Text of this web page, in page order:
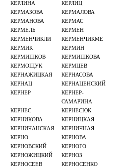
КЕРЛИНА
КЕРЛИЦ
КЕРМАЗОВА
КЕРМАЛОВА
КЕРМАНОВА
КЕРМАС
КЕРМЕЛЬ
КЕРМЕН
КЕРМЕНЧИКЛИ
КЕРМЕНЧИКМЕ
КЕРМИК
КЕРМИН
КЕРМИШКОВ
КЕРМИШКОВА
КЕРМОЩУК
КЕРМЦЕВ
КЕРНАЖИЦКАЯ
КЕРНАСОВА
КЕРНАЦ
КЕРНАЦЕНСКИЙ
КЕРНЕР
КЕРНЕР-
САМАРИНА
КЕРНЕС
КЕРНЕСЮК
КЕРНИКОВА
КЕРНИЦКАЯ
КЕРНИЧАНСКАЯ
КЕРНИЧНАЯ
КЕРНО
КЕРНОВА
КЕРНОВСКИЙ
КЕРНОГО
КЕРНОЖИЦКИЙ
КЕРНОЗ
КЕРНОСЕЕВ
КЕРНОСЕНКО